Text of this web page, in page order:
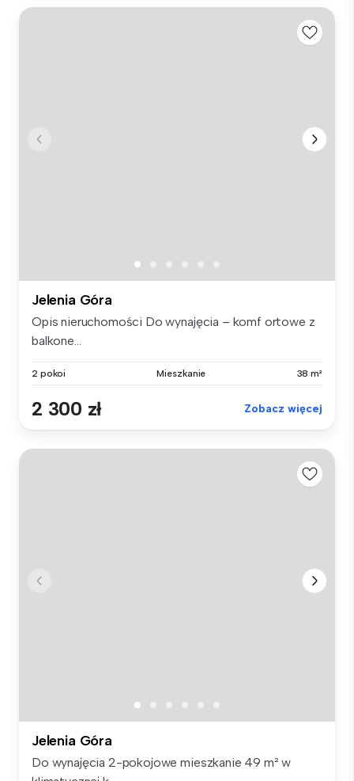
Jelenia Góra
Opis nieruchomości Do wynajęcia – komf ortowe z
balkone...
2 pokoi Mieszkanie 38 m²
2 300 zł Zobacz więcej
Jelenia Góra
Do wynajęcia 2-pokojowe mieszkanie 49 m² w